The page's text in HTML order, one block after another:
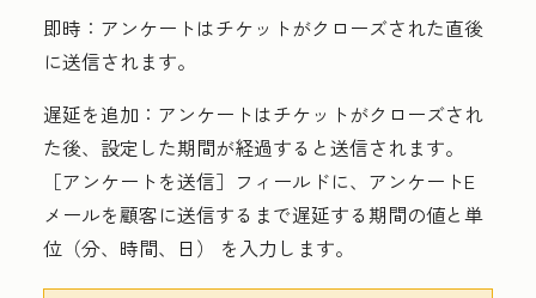
即時： アンケートはチケットがクローズされた直後
に送信されます。
遅延を追加： アンケートはチケットがクローズされ
た後、設定した期間が経過すると送信されます。
［アンケートを送信］ フィールドに、アンケートE
メールを顧客に送信するまで遅延する期間の値と単
位 （分、時間、日） を入力します。